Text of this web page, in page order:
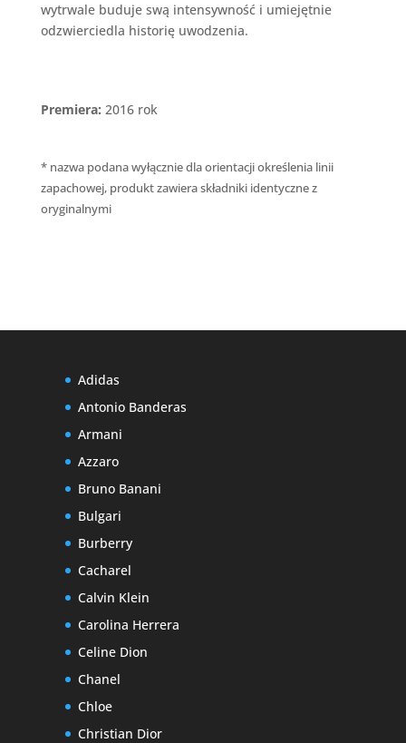
wytrwale buduje swą intensywność i umiejętnie
odzwierciedla historię uwodzenia.
Premiera: 2016 rok
* nazwa podana wyłącznie dla orientacji określenia linii
zapachowej, produkt zawiera składniki identyczne z
oryginalnymi
Adidas
Antonio Banderas
Armani
Azzaro
Bruno Banani
Bulgari
Burberry
Cacharel
Calvin Klein
Carolina Herrera
Celine Dion
Chanel
Chloe
Christian Dior